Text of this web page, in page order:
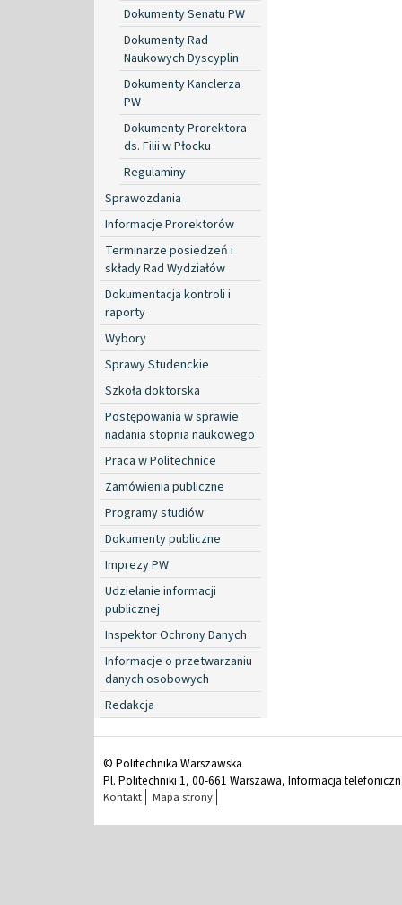
Dokumenty Senatu PW
Dokumenty Rad
Naukowych Dyscyplin
Dokumenty Kanclerza
PW
Dokumenty Prorektora
ds. Filii w Płocku
Regulaminy
Sprawozdania
Informacje Prorektorów
Terminarze posiedzeń i
składy Rad Wydziałów
Dokumentacja kontroli i
raporty
Wybory
Sprawy Studenckie
Szkoła doktorska
Postępowania w sprawie
nadania stopnia naukowego
Praca w Politechnice
Zamówienia publiczne
Programy studiów
Dokumenty publiczne
Imprezy PW
Udzielanie informacji
publicznej
Inspektor Ochrony Danych
Informacje o przetwarzaniu
danych osobowych
Redakcja
© Politechnika Warszawska
Pl. Politechniki 1, 00-661 Warszawa, Informacja
Kontakt Mapa strony